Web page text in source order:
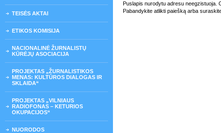
TEISĖS AKTAI
ETIKOS KOMISIJA
NACIONALINĖ ŽURNALISTŲ
KŪRĖJŲ ASOCIACIJA
PROJEKTAS „ŽURNALISTIKOS
MENAS: KULTŪROS DIALOGAS IR
SKLAIDA“
PROJEKTAS „VILNIAUS
RADIOFONAS – KETURIOS
OKUPACIJOS“
NUORODOS
Puslapis nurodytu adresu neegzistuoja.
Pabandykite atlikti paiešką arba